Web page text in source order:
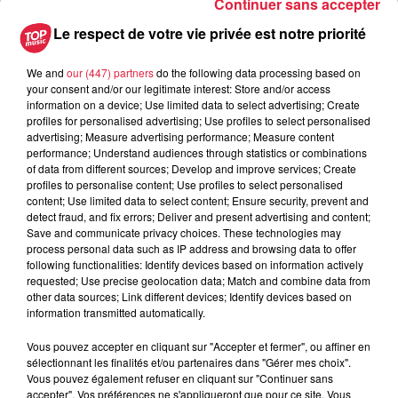
Les dernières infos sur la venue du
5 août 2026
Europa-Park : des précisons sur
l’après Euro-Mir
Dans la même série
La Minute Sport du Bas-Rhin -
vendredi 21 mars
Le respect de votre vie privée est notre priorité
We and our (447) partnersdo the following data processing based on
your consent and/or our legitimate interest: Store and/or access
information on a device; Use limited data to select advertising; Create
profiles for personalised advertising; Use profiles to select personalised
advertising; Measure advertising performance; Measure content
performance; Understand audiences through statistics or combinations
of data from different sources; Develop and improve services; Create
profiles to personalise content; Use profiles to select personalised
content; Use limited data to select content; Ensure security, prevent and
detect fraud, and fix errors; Deliver and present advertising and content;
Save and communicate privacy choices. These technologies may
process personal data such as IP address and browsing data to offer
following functionalities: Identify devices based on information actively
requested; Use precise geolocation data; Match and combine data from
other data sources; Link different devices; Identify devices based on
information transmitted automatically.
Vous pouvez accepter en cliquant sur "Accepter et fermer", ou affiner en
sélectionnant les finalités et/ou partenaires dans "Gérer mes choix".
Vous pouvez également refuser en cliquant sur "Continuer sans
accepter". Vos préférences ne s'appliqueront que pour ce site. Vous